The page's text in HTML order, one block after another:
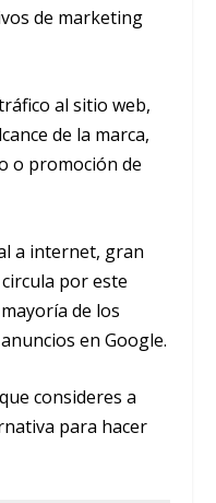
de marketing
al sitio web,
de la marca,
o promoción de
a internet, gran
por este
de los
en Google.
consideres a
para hacer